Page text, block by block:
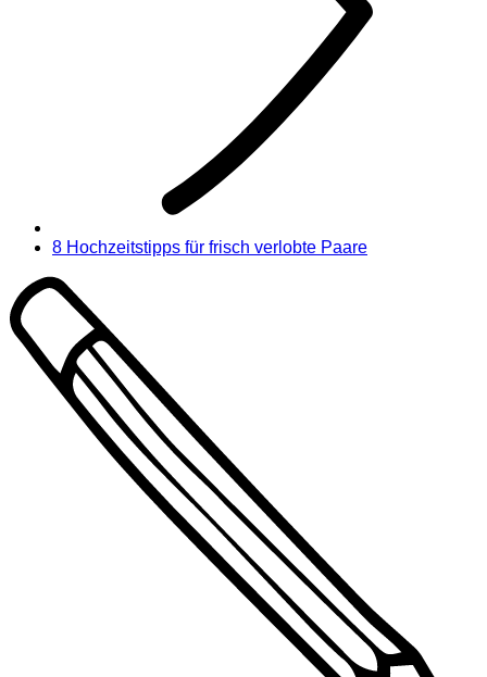
8 Hochzeitstipps für frisch verlobte Paare